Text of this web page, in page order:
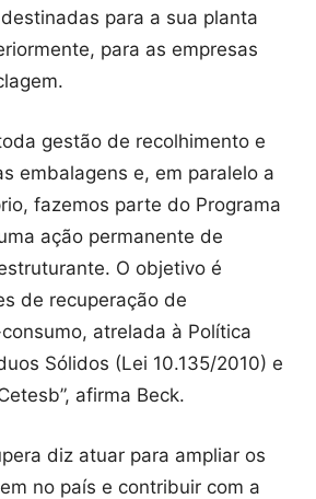
para a sua planta
para as empresas
gestão de recolhimento e
embalagens e, em paralelo a
fazemos parte do Programa
ação permanente de
O objetivo é
de recuperação de
atrelada à Política
Sólidos (Lei 10.135/2010) e
afirma Beck.
diz atuar para ampliar os
no país e contribuir com a